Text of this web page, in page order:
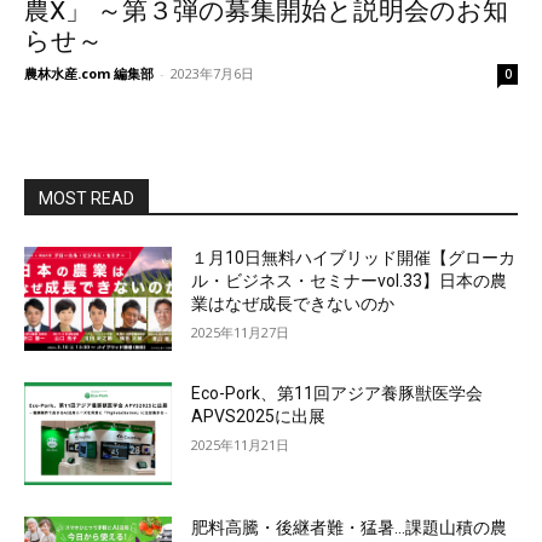
農X」 ～第３弾の募集開始と説明会のお知
らせ～
農林水産.com 編集部 - 2023年7月6日 0
MOST READ
１月10日無料ハイブリッド開催【グローカ
ル・ビジネス・セミナーvol.33】日本の農
業はなぜ成長できないのか
2025年11月27日
Eco-Pork、第11回アジア養豚獣医学会
APVS2025に出展
2025年11月21日
肥料高騰・後継者難・猛暑…課題山積の農